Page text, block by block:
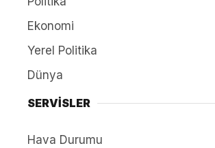
Ekonomi
Yerel Politika
Dünya
SERVİSLER
Hava Durumu